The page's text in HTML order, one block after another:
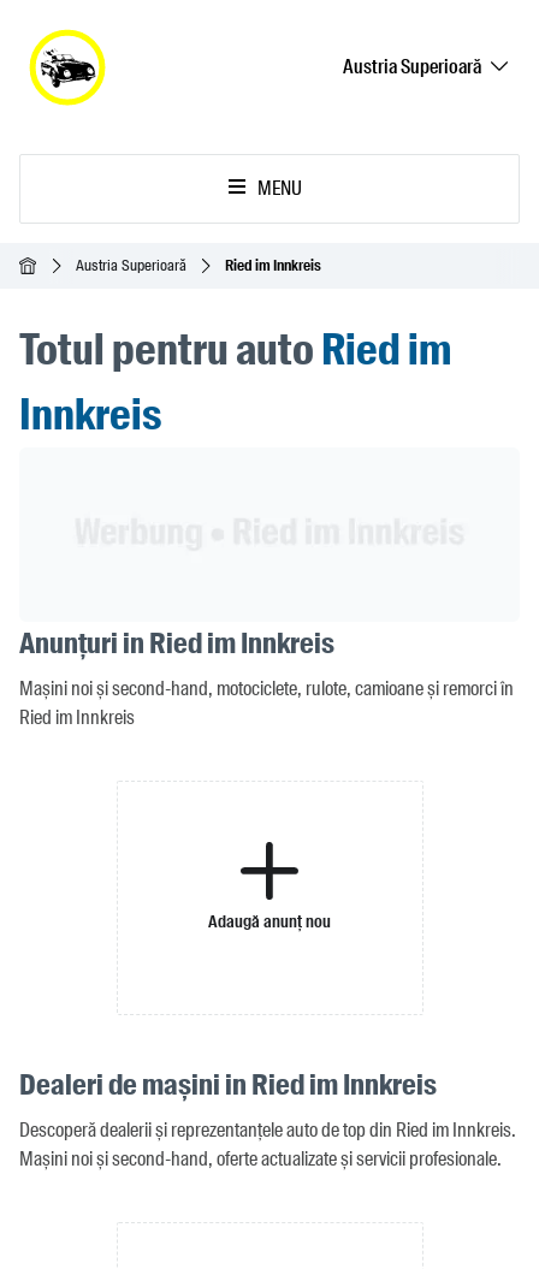
Austria Superioară
MENU
Acasă Austria Superioară Ried im Innkreis
Totul pentru autoRied im
Innkreis
Anunțuri in Ried im Innkreis
Mașini noi și second-hand, motociclete, rulote, camioane și remorci în
Ried im Innkreis
Adaugă anunț nou
Dealeri de mașini in Ried im Innkreis
Descoperă dealerii și reprezentanțele auto de top din Ried im Innkreis.
Mașini noi și second-hand, oferte actualizate și servicii profesionale.